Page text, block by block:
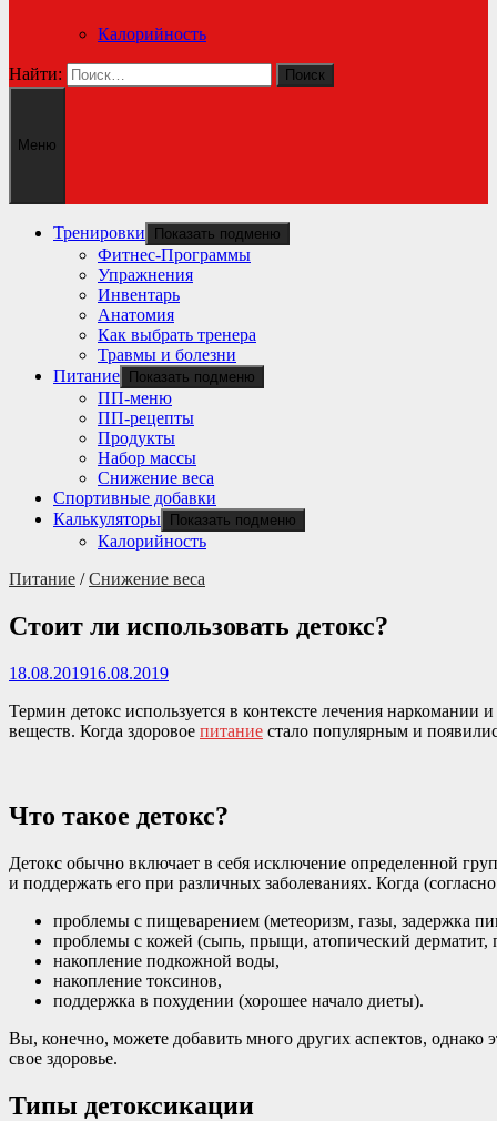
Калорийность
Найти:
Меню
Тренировки Показать подменю
Фитнес-Программы
Упражнения
Инвентарь
Анатомия
Как выбрать тренера
Травмы и болезни
Питание
Показать подменю
ПП-меню
ПП-рецепты
Продукты
Набор массы
Снижение веса
Спортивные добавки
Калькуляторы
Показать подменю
Калорийность
Питание /Снижение веса
Стоит ли использовать детокс?
18.08.201916.08.2019
Термин детокс используется в контексте лечения
веществ. Когда здоровое питание стало популярным и
Что такое детокс?
Детокс обычно включает в себя исключение определенной
и поддержать его при различных заболеваниях. Когда
проблемы с пищеварением (метеоризм, газы, задержка
проблемы с кожей (сыпь, прыщи, атопический дерматит,
накопление подкожной воды,
накопление токсинов,
поддержка в похудении (хорошее начало диеты).
Вы, конечно, можете добавить много других аспектов, однако
свое здоровье.
Типы детоксикации